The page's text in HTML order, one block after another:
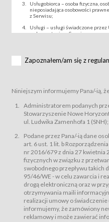
Usługobiorca – osoba fizyczna,
nieposiadająca osobowości
z Serwisu;
Usługi – usługi świadczone
wykorzystaniem Serwisu;
za pośrednictwem Serwisu;
podmiotom z branży mediów i
Bilety – wybrane dokumenty
Usługodawcą i uprawniające do
przewidziane przez
do uczestnictwa w wielu albo w
Sklep – sklep internetowy
Regulamin – niniejszy regulamin.
§ 2
Postanowienia ogólne
Regulamin określa zasady:
świadczenia Usługobiorcom
zastrzeżeniem usług, o
zasady świadczenia
przetwarzania przez
będących osobami fizycznymi.
Zapoznałem/am się z
Niniejszym informujemy Pana/-ią,
Administratorem podanych
Stowarzyszenie Nowe
ul. Ludwika Zamenhofa 1 (SNH);
Podane przez Pana/-ią dane
art. 6 ust. 1 lit. b
nr 2016/679 z dnia 27 kwietnia
fizycznych w związku z
swobodnego przepływu takich
95/46/WE - w celu zawarcia i
drogą elektroniczną oraz w
otrzymywania maili
realizacji umowy o
informujemy, że zamówiony
reklamowy i może zawierać